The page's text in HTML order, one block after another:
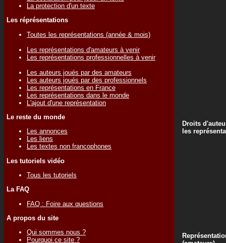
La protection d'un texte
Les réprésentations
Toutes les représentations (année & mois)
Les représentations d'amateurs à venir
Les représentations professionnelles à venir
Les auteurs joués par des amateurs
Les auteurs joués par des professionnels
Les représentations en France
Les représentations dans le monde
L'ajout d'une représentation
Le reste du monde
Les annonces
Les liens
Les textes non francophones
Les tutoriels vidéo
Tous les tutoriels
La FAQ
FAQ : Foire aux questions
A propos du site
Qui sommes nous ?
Pourquoi ce site ?
Droits
les